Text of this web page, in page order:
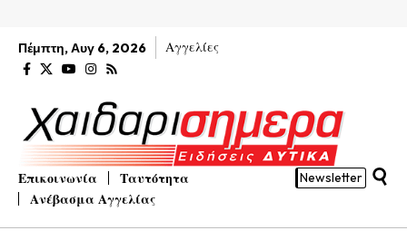
Πέμπτη, Αυγ 6, 2026 Αγγελίες
Επικοινωνία
Ταυτότητα
Ανέβασμα Αγγελίας
Newsletter